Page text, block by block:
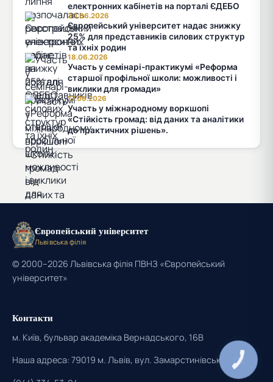
електронних кабінетів на порталі ЄДЕБО
30.06.2026
Європейський університет надає знижку
25% для представників силових структур
та їхніх родин
18.06.2026
Участь у семінарі-практикумі «Реформа
старшої профільної школи: можливості і
виклики для громади»
17.06.2026
Участь у міжнародному воркшопі
«Стійкість громад: від даних та аналітики
до практичних рішень».
Європейський університет
Львівська філія
© 2000–2026 Львівська філія ПВНЗ «Європейський
університет»
Контакти
м. Київ, бульвар академіка Вернадського, 16В
Наша адреса: 79019 м. Львів, вул. Замарстинівська, 7
КНОПКА
ЗВ'ЯЗКУ